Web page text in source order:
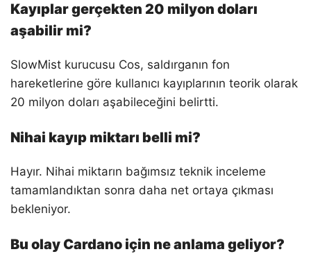
Kayıplar gerçekten 20 milyon doları
aşabilir mi?
SlowMist kurucusu Cos, saldırganın fon
hareketlerine göre kullanıcı kayıplarının teorik olarak
20 milyon doları aşabileceğini belirtti.
Nihai kayıp miktarı belli mi?
Hayır. Nihai miktarın bağımsız teknik inceleme
tamamlandıktan sonra daha net ortaya çıkması
bekleniyor.
Bu olay Cardano için ne anlama geliyor?